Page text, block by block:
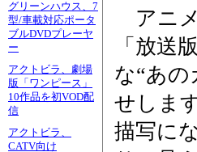
グリーンハウス、7
型/車載対応ポータ
ブルDVDプレーヤ
ー
アクトビラ、劇場
版「ワンピース」
10作品を初VOD配
信
アクトビラ、
CATV向け
アニ
「放送
な“あ
せしま
描写に